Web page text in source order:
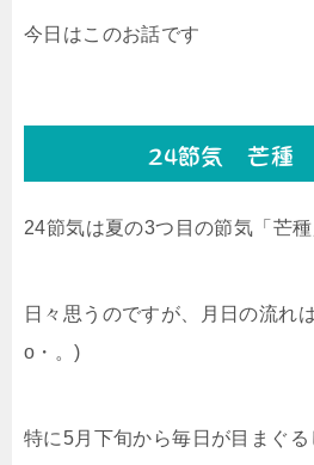
今日はこのお話です
24節気 芒種
24節気は夏の3つ目の節気「芒
日々思うのですが、月日の流れ
o・。)
特に5月下旬から毎日が目まぐ